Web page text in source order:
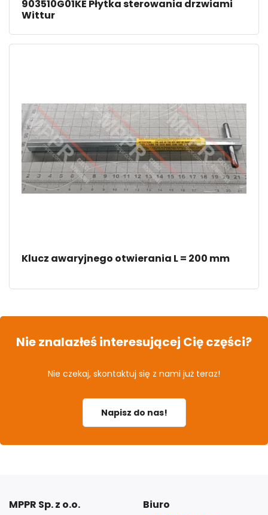
903510G01KE Płytka sterowania drzwiami
Wittur
Klucz awaryjnego otwierania L = 200 mm
Nie znalazłeś interesującej Cię części?
Nie czekaj, skontaktuj się z nami już teraz!
Napisz do nas!
MPPR Sp. z o.o. Biuro